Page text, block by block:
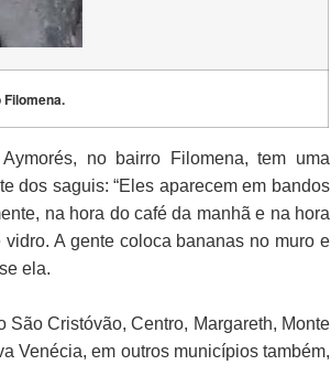
no bairro Filomena, tem uma
dos saguis: “Eles aparecem em bandos
na hora do café da manhã e na hora
A gente coloca bananas no muro e
ela.
Cristóvão, Centro, Margareth, Monte
Venécia, em outros municípios também,